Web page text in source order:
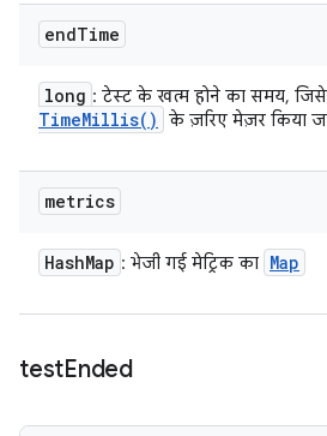
endTime
long : टेस्ट के खत्म होने का समय, जिसे
TimeMillis( ) के ज़रिए मेज़र किया
metrics
HashMap : भेजी गई मेट्रिक का Map
testEnded